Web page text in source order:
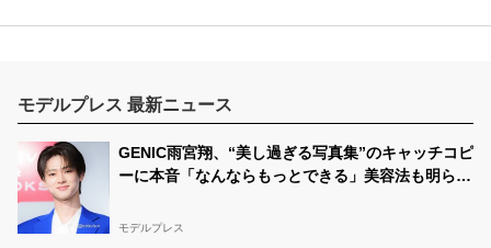
モデルプレス 最新ニュース
GENIC雨宮翔、“美し過ぎる写真集”のキャッチコピ
ーに本音「なんならもっとできる」美容法も明らか
モデルプレス